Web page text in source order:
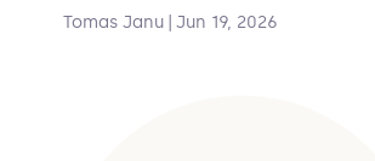
Tomas Janu Jun 19, 2026